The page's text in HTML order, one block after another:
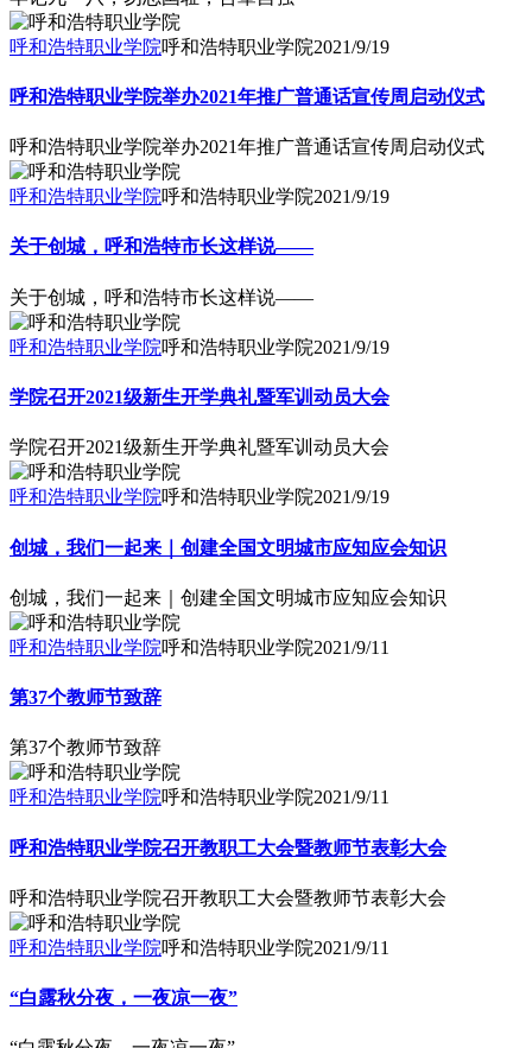
呼和浩特职业学院呼和浩特职业学院2021/9/19
呼和浩特职业学院举办2021年推广普通话宣传周启动仪式
呼和浩特职业学院举办2021年推广普通话宣传周启动仪式
呼和浩特职业学院呼和浩特职业学院2021/9/19
关于创城，呼和浩特市长这样说——
关于创城，呼和浩特市长这样说——
呼和浩特职业学院呼和浩特职业学院2021/9/19
学院召开2021级新生开学典礼暨军训动员大会
学院召开2021级新生开学典礼暨军训动员大会
呼和浩特职业学院呼和浩特职业学院2021/9/19
创城，我们一起来｜创建全国文明城市应知应会知识
创城，我们一起来｜创建全国文明城市应知应会知识
呼和浩特职业学院呼和浩特职业学院2021/9/11
第37个教师节致辞
第37个教师节致辞
呼和浩特职业学院呼和浩特职业学院2021/9/11
呼和浩特职业学院召开教职工大会暨教师节表彰大会
呼和浩特职业学院召开教职工大会暨教师节表彰大会
呼和浩特职业学院呼和浩特职业学院2021/9/11
“白露秋分夜，一夜凉一夜”